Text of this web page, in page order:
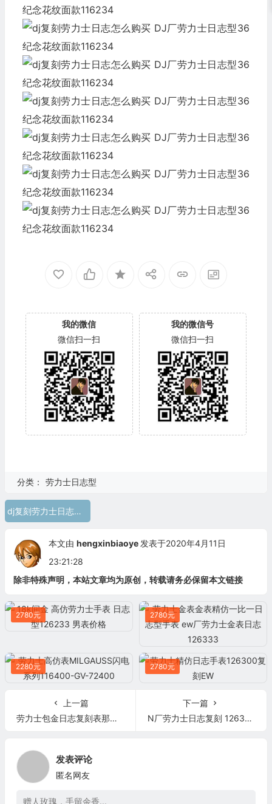
我的微信
微信扫一扫
我的微信号
微信扫一扫
分类： 劳力士日志型
dj复刻劳力士日志怎么购买 DJ厂劳力士日志型36纪念花纹面款116234
本文由 hengxinbiaoye 发表于2020年4月11日
23:21:28
除非特殊声明，本站文章均为原创，转载请务必保留本文链接
2780元 2780元
2280元 2780元
上一篇
劳力士包金日志复刻表那厂的好 n厂劳力士包金日志126333
下一篇
N厂劳力士日志复刻 126334
发表评论
匿名网友